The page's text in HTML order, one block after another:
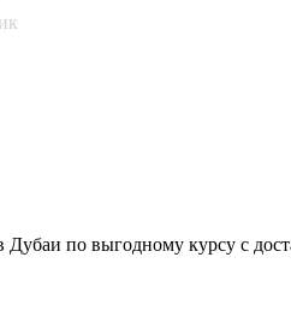
по выгодному курсу с